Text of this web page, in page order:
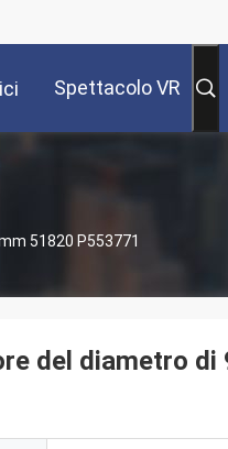
Spettacolo VR
51820 P553771
del diametro di